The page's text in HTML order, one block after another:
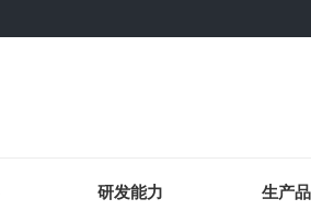
研发能力 生产